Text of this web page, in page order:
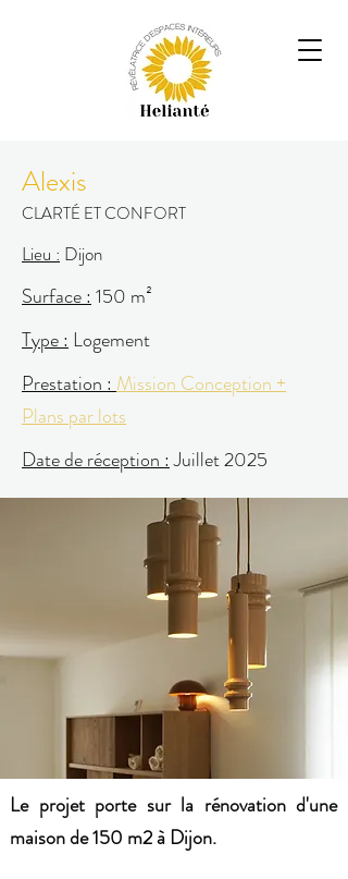
Alexis
CLARTÉ ET CONFORT
Lieu : Dijon
Surface : 150 m²
Type : Logement
Prestation : Mission Conception +
Plans par lots
Date de réception :Juillet 2025
Le projet porte sur la rénovation d'une
maison de 150 m2 à Dijon.